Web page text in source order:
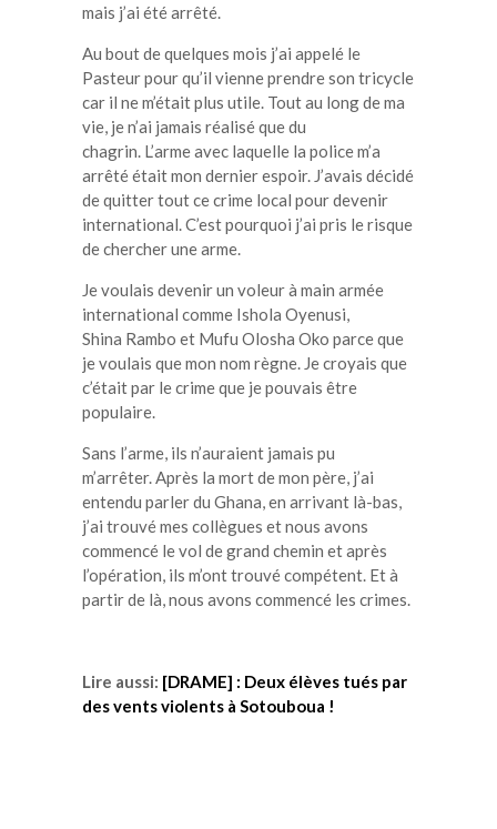
mais j’ai été arrêté.
Au bout de quelques mois j’ai appelé le
Pasteur pour qu’il vienne prendre son tricycle
car il ne m’était plus utile. Toutau long de ma
vie, je n’ai jamais réalisé que du
chagrin. L’armeavec laquelle la police m’a
arrêté était mon dernier espoir. J’avais décidé
de quitter tout ce crime local pour devenir
international.C’estpourquoi j’ai pris le risque
de chercher une arme.
Je voulais devenir un voleur à main armée
international comme Ishola Oyenusi,
Shina Rambo et Mufu Olosha Oko parce que
je voulais que mon nom règne. Je croyais que
c’était par le crime que je pouvais être
populaire.
Sans l’arme, ils n’auraient jamais pu
m’arrêter.Après la mort de mon père, j’ai
entendu parler du Ghana, en arrivant là-bas,
j’ai trouvé mes collègues et nous avons
commencé le vol de grand chemin et après
l’opération, ils m’ont trouvé compétent. Et à
partir de là, nous avons commencé les crimes.
Lire aussi: [DRAME] : Deux élèves tués par
des vents violents à Sotouboua !